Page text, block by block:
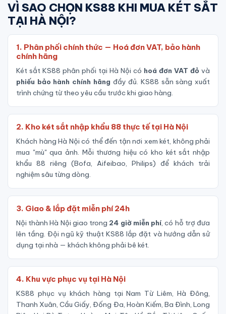
VÌ SAO CHỌN KS88 KHI MUA KÉT SẮT
TẠI HÀ NỘI?
1. Phân phối chính thức — Hoá đơn VAT, bảo hành
chính hãng
Két sắt KS88 phân phối tại Hà Nội có hoá đơn VAT đỏ và
phiếu bảo hành chính hãng đầy đủ. KS88 sẵn sàng xuất
trình chứng từ theo yêu cầu trước khi giao hàng.
2. Kho két sắt nhập khẩu 88 thực tế tại Hà Nội
Khách hàng Hà Nội có thể đến tận nơi xem két, không phải
mua "mù" qua ảnh. Mỗi thương hiệu có kho két sắt nhập
khẩu 88 riêng (Bofa, Aifeibao, Philips) để khách trải
nghiệm sâu từng dòng.
3. Giao & lắp đặt miễn phí 24h
Nội thành Hà Nội giao trong 24 giờ miễn phí, có hỗ trợ đưa
lên tầng. Đội ngũ kỹ thuật KS88 lắp đặt và hướng dẫn sử
dụng tại nhà — khách không phải bê két.
4. Khu vực phục vụ tại Hà Nội
KS88 phục vụ khách hàng tại Nam Từ Liêm, Hà Đông,
Thanh Xuân, Cầu Giấy, Đống Đa, Hoàn Kiếm, Ba Đình, Long